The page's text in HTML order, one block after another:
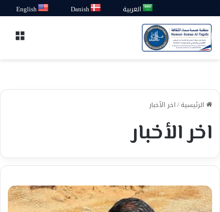
العربية Danish
English
الرئيسية/اخر الأخبار
اخر الأخبار